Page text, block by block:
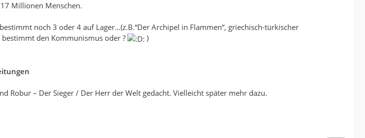
Millionen Menschen.
noch 3 oder 4 auf Lager…(z.B.“Der Archipel in Flammen“, griechisch-türkischer
den Kommunismus oder ?
)
Robur – Der Sieger / Der Herr der Welt gedacht. Vielleicht später mehr dazu.